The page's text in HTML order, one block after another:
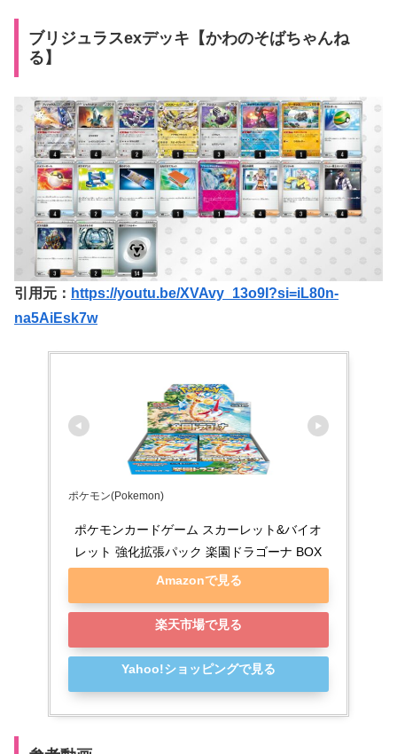
ブリジュラスexデッキ【かわのそばちゃんね
る】
引用元： https://youtu.be/XVAvy_13o9I?si=iL80n-
na5AiEsk7w
ポケモン(Pokemon)
ポケモンカードゲーム スカーレット&バイオ
レット 強化拡張パック 楽園ドラゴーナ BOX
Amazonで見る
楽天市場で見る
Yahoo!ショッピングで見る